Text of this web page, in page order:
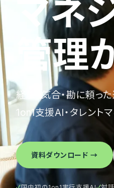
管理
経験・気合・勘に頼っ
1on1支援AI・タレント
資料ダウンロード →